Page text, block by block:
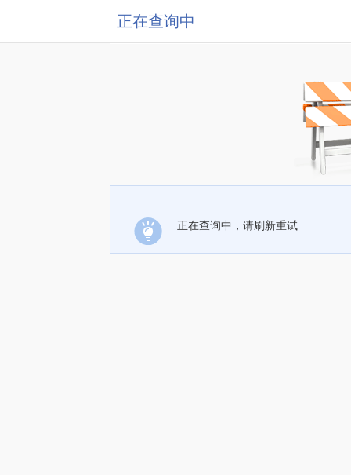
正在查询中
正在查询中，请刷新重试